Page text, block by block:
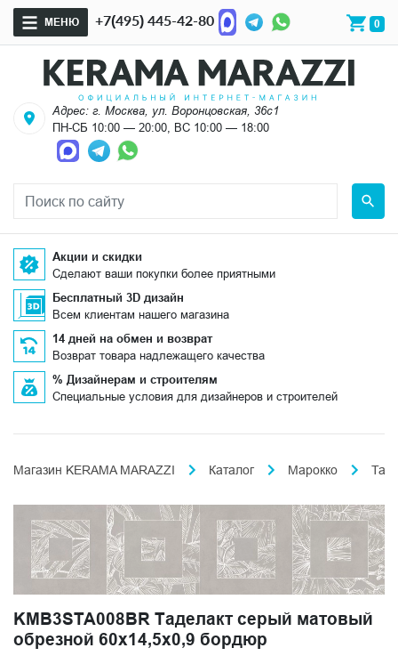
МЕНЮ +7(495) 445-42-80 0
Адрес: г. Москва, ул. Воронцовская, 36с1
ПН-СБ 10:00 — 20:00, ВС 10:00 — 18:00
Акции и скидки
Сделают ваши покупки более приятными
Бесплатный 3D дизайн
Всем клиентам нашего магазина
14 дней на обмен и возврат
Возврат товара надлежащего качества
% Дизайнерам и строителям
Специальные условия для дизайнеров и строителей
Магазин KERAMA MARAZZI Каталог Марокко
KMB3STA008BR Таделакт серый матовый
обрезной 60x14,5x0,9 бордюр